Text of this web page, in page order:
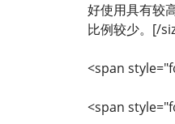
好使用具有较
比例较少。[/
<span
<span